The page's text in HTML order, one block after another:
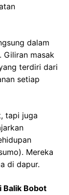
dalam
Giliran masak
terdiri dari
setiap
tapi juga
Mereka
di dapur.
Balik Bobot